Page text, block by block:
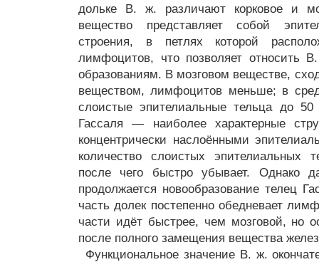
дольке В. ж. различают корковое и
вещество представляет собой
строения, в петлях которой
лимфоцитов, что позволяет относить
образованиям. В мозговом веществе,
веществом, лимфоцитов меньше; в
слоистые эпителиальные тельца до
Гассаля — наиболее характерные
концентрически наслоёнными
количество слоистых эпителиальных
после чего быстро убывает. Однако
продолжается новообразование телец
часть долек постепенно обедневает
части идёт быстрее, чем мозговой, но
после полного замещения вещества
Функциональное значение В. ж.